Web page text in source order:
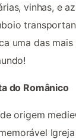
vinhas, e
uma das mais
do Românico
origem